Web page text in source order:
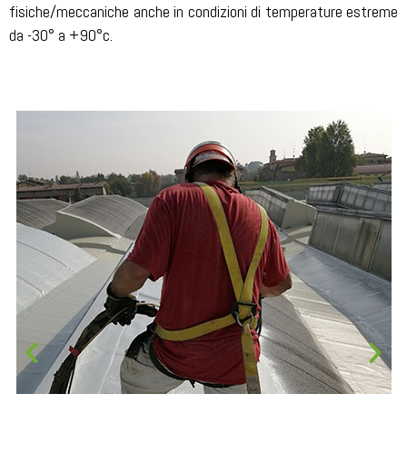
fisiche/meccaniche anche in condizioni di temperature estreme
da -30° a +90°c.